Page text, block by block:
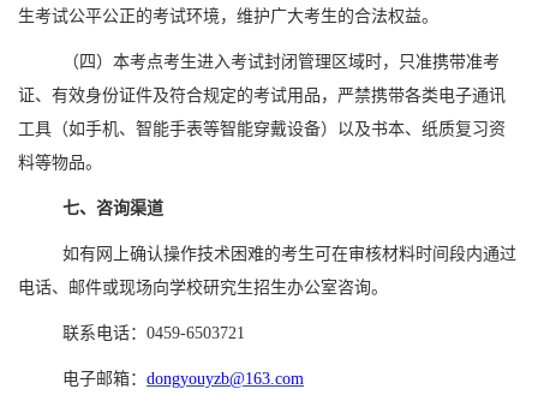
生考试公平公正的考试环境，维护广大考生的合法权益。
（四）本考点考生进入考试封闭管理区域时，只准携带准考
证、有效身份证件及符合规定的考试用品，严禁携带各类电子通讯
工具（如手机、智能手表等智能穿戴设备）以及书本、纸质复习资
料等物品。
七、咨询渠道
如有网上确认操作技术困难的考生可在审核材料时间段内通过
电话、邮件或现场向学校研究生招生办公室咨询。
联系电话： 0459-6503721
电子邮箱： dongyouyzb@163.com